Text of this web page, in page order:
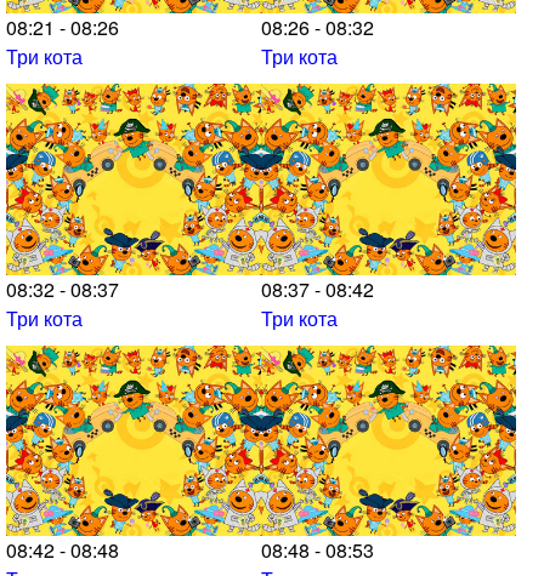
08:21 - 08:26
Три кота
08:26 - 08:32
Три кота
08:32 - 08:37
Три кота
08:37 - 08:42
Три кота
08:42 - 08:48
08:48 - 08:53